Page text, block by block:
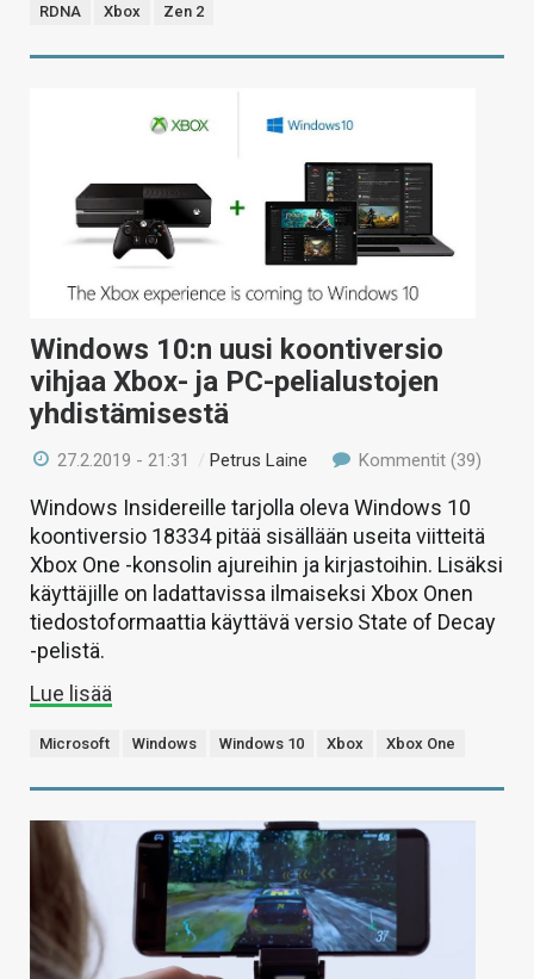
RDNA
Xbox Zen 2
Windows 10:n uusi koontiversio
vihjaa Xbox- ja PC-pelialustojen
yhdistämisestä
27.2.2019 - 21:31 /Petrus Laine Kommentit (39)
Windows Insidereille tarjolla oleva Windows 10
koontiversio 18334 pitää sisällään useita viitteitä
Xbox One -konsolin ajureihin ja kirjastoihin. Lisäksi
käyttäjille on ladattavissa ilmaiseksi Xbox Onen
tiedostoformaattia käyttävä versio State of Decay
-pelistä.
Lue lisää
Microsoft Windows Windows 10 Xbox Xbox One